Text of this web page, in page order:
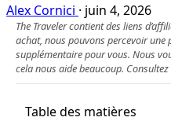
Alex Cornici · juin 4, 2026
The Traveler contient des liens
achat, nous pouvons percevoir
supplémentaire pour vous. Nous
cela nous aide beaucoup.
Table des matières